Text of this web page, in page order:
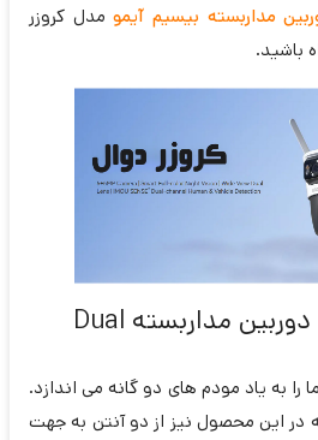
مداربسته بیسیم آیمومدل کروزر
مشخصات ظاهری دوربین مداربسته Dual
به یاد مودم های دو گانه می اندازد.
در این محصول نیز از دو آنتن به جهت